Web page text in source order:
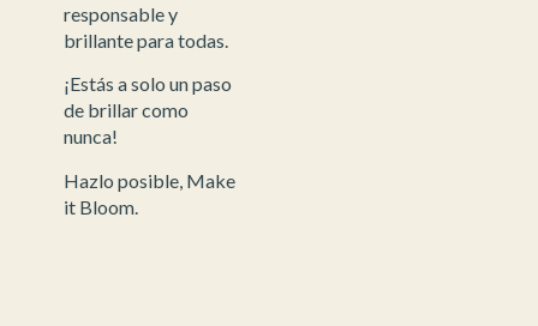
responsable y
brillante para todas.
¡Estás a solo un paso
de brillar como
nunca!
Hazlo posible, Make
it Bloom.